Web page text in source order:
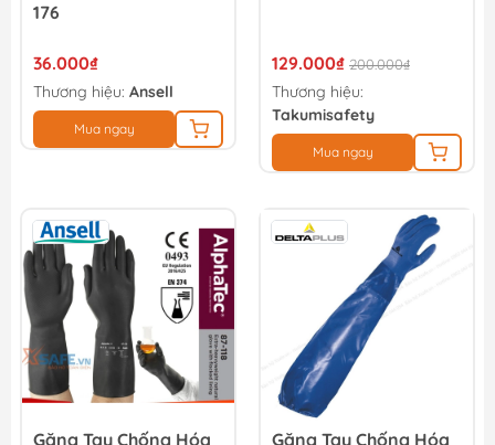
176
36.000₫
Thương hiệu: Ansell
Mua ngay
129.000₫ 200.000₫
Thương hiệu:
Takumisafety
Mua ngay
Găng Tay Chống Hóa
Găng Tay Chống Hóa